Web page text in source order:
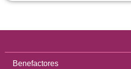
Benefactores